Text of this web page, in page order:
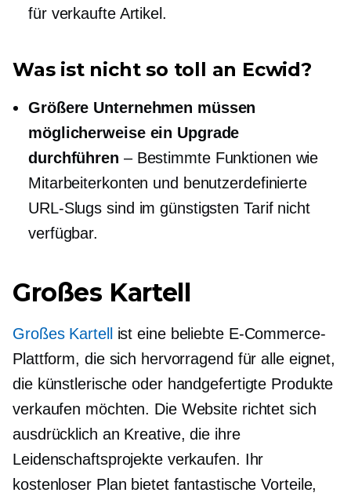
für verkaufte Artikel.
Was ist nicht so toll an Ecwid?
Größere Unternehmen müssen
möglicherweise ein Upgrade
durchführen – Bestimmte Funktionen wie
Mitarbeiterkonten und benutzerdefinierte
URL-Slugs sind im günstigsten Tarif nicht
verfügbar.
Großes Kartell
Großes Kartell
ist eine beliebte E-Commerce-
Plattform, die sich hervorragend für alle eignet,
die künstlerische oder handgefertigte Produkte
verkaufen möchten. Die Website richtet sich
ausdrücklich an Kreative, die ihre
Leidenschaftsprojekte verkaufen. Ihr
kostenloser Plan bietet fantastische Vorteile,